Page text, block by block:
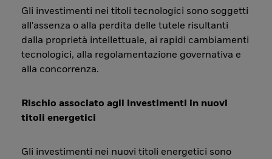
Gli investimenti nei titoli tecnologici sono soggetti
all'assenza o alla perdita delle tutele risultanti
dalla proprietà intellettuale, ai rapidi cambiamenti
tecnologici, alla regolamentazione governativa e
alla concorrenza.
Rischio associato agli investimenti in nuovi
titoli energetici
Gli investimenti nei nuovi titoli energetici sono